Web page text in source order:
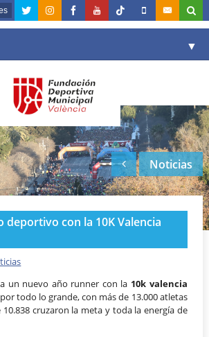
▼
▼
▼
Noticias
deportivo con la 10K Valencia
un nuevo año runner con la 10k valencia
todo lo grande, con más de 13.000 atletas
cruzaron la meta y toda la energía de